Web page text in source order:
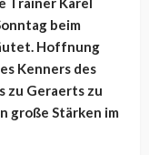
beim
Hoffnung
Kenners des
zu Geraerts zu
große Stärken im